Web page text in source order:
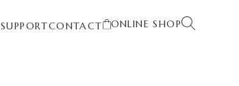
SUPPORTCONTACT ONLINE SHOP